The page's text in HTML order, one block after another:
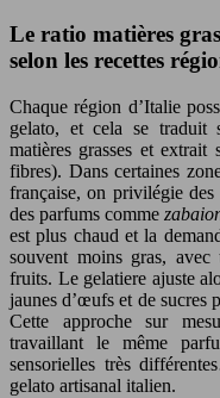
Le ratio matières
selon les recettes
Chaque région d’Italie
gelato, et cela se traduit
matières grasses et extrait
fibres). Dans certaines
française, on privilégie
des parfums comme
est plus chaud et la
souvent moins gras,
fruits. Le gelatiere ajuste
jaunes d’œufs et de sucres
Cette approche sur
travaillant le même
sensorielles très
gelato artisanal italien.